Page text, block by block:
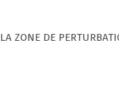
ZONE DE